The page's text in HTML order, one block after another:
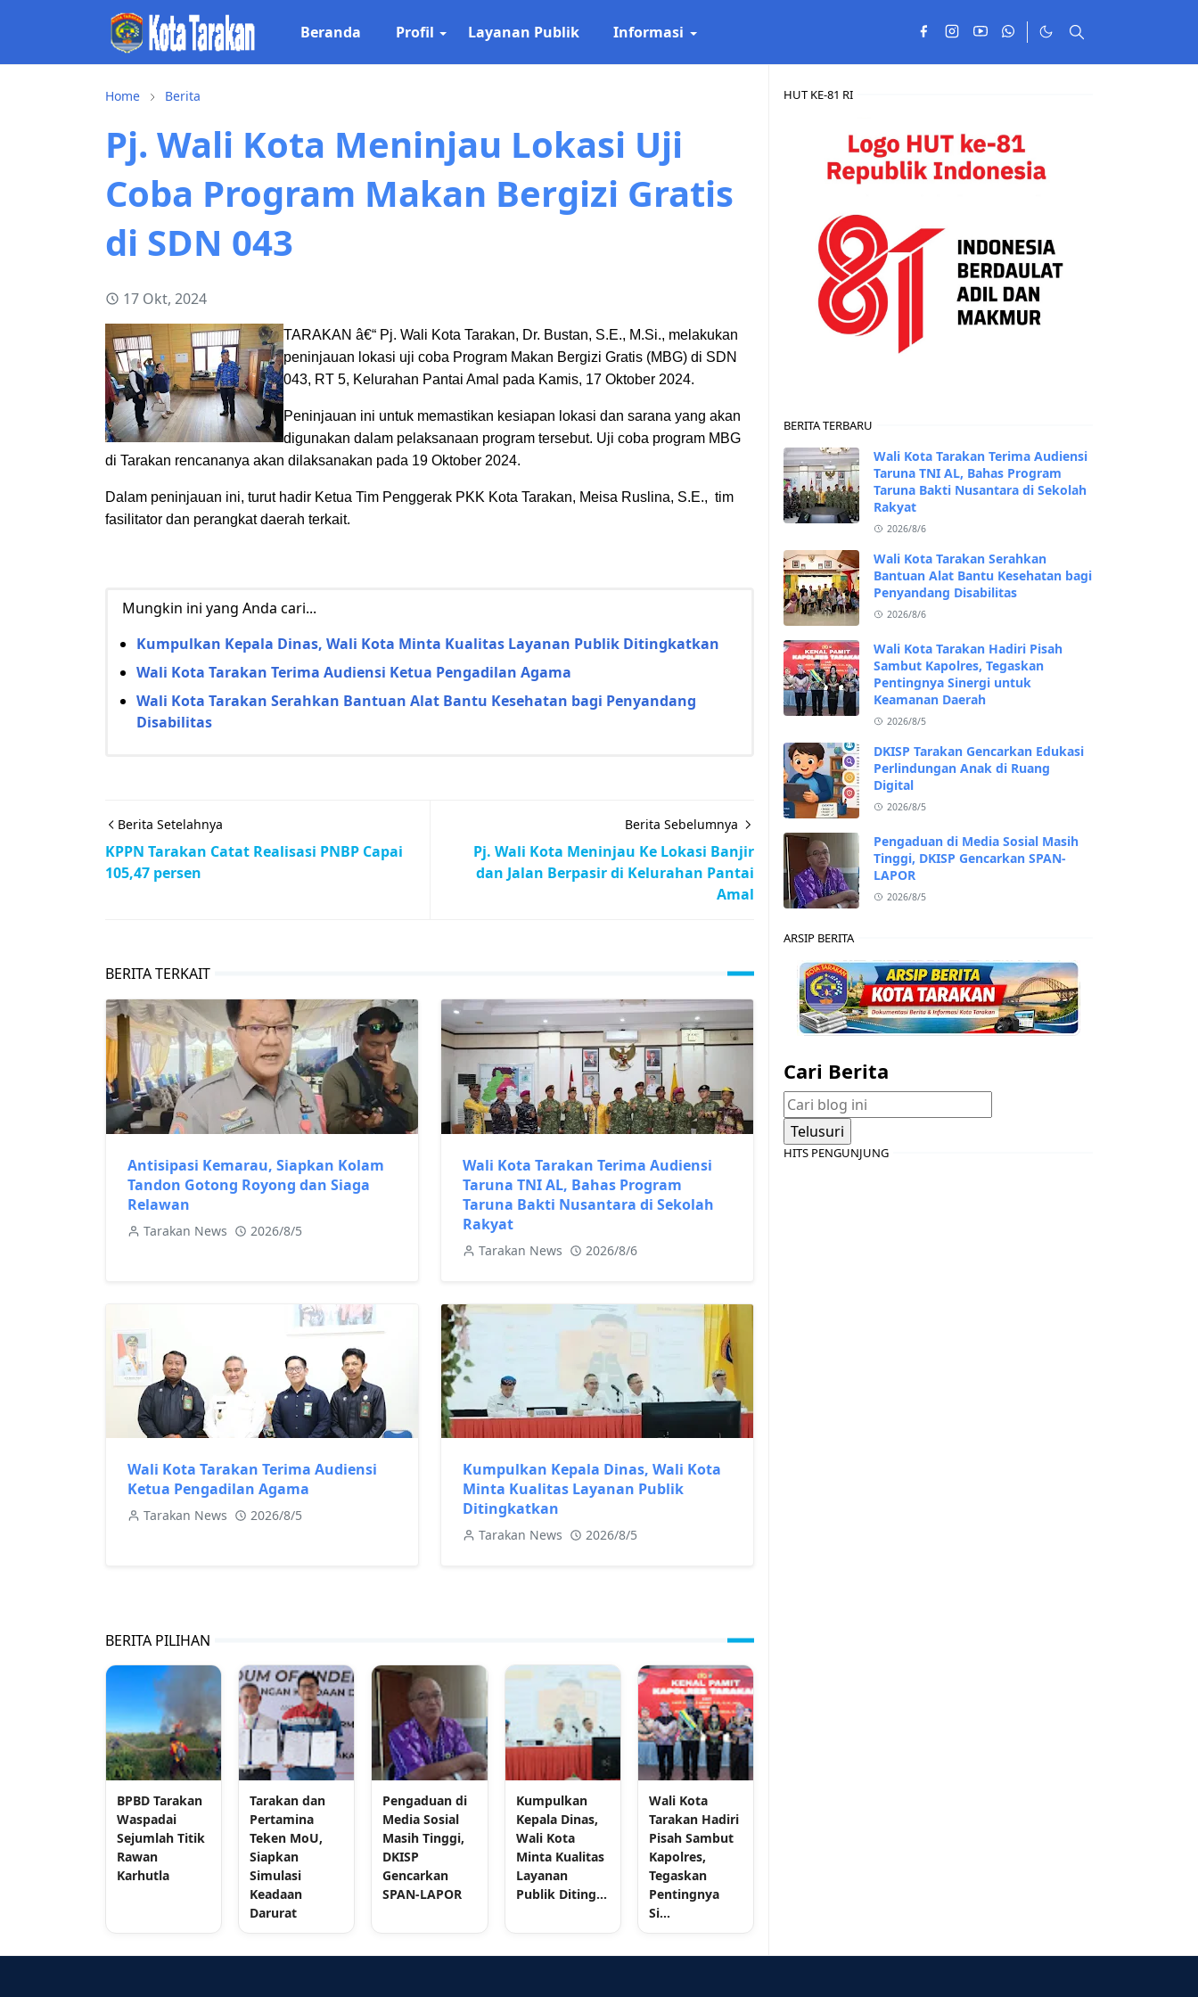
Beranda Profil Layanan Publik Informasi
Home Berita
Pj. Wali Kota Meninjau Lokasi Uji
Coba Program Makan Bergizi Gratis
di SDN 043
17 Okt, 2024
TARAKAN â€“ Pj. Wali Kota Tarakan, Dr. Bustan, S.E., M.Si., melakukan
peninjauan lokasi uji coba Program Makan Bergizi Gratis (MBG) di SDN
043, RT 5, Kelurahan Pantai Amal pada Kamis, 17 Oktober 2024.
Peninjauan ini untuk memastikan kesiapan lokasi dan sarana yang akan
digunakan dalam pelaksanaan program tersebut. Uji coba program MBG
di Tarakan rencananya akan dilaksanakan pada 19 Oktober 2024.
Dalam peninjauan ini, turut hadir Ketua Tim Penggerak PKK Kota Tarakan, Meisa Ruslina, S.E., tim
fasilitator dan perangkat daerah terkait.
Mungkin ini yang Anda cari...
Kumpulkan Kepala Dinas, Wali Kota Minta Kualitas Layanan Publik Ditingkatkan
Wali Kota Tarakan Terima Audiensi Ketua Pengadilan Agama
Wali Kota Tarakan Serahkan Bantuan Alat Bantu Kesehatan bagi Penyandang
Disabilitas
Berita Setelahnya
KPPN Tarakan Catat Realisasi PNBP Capai
105,47 persen
Berita Sebelumnya
Pj. Wali Kota Meninjau Ke Lokasi Banjir
dan Jalan Berpasir di Kelurahan Pantai
Amal
BERITA TERKAIT
Antisipasi Kemarau, Siapkan Kolam
Tandon Gotong Royong dan Siaga
Relawan
Tarakan News 2026/8/5
Wali Kota Tarakan Terima Audiensi
Taruna TNI AL, Bahas Program
Taruna Bakti Nusantara di Sekolah
Rakyat
Tarakan News 2026/8/6
Wali Kota Tarakan Terima Audiensi
Ketua Pengadilan Agama
Tarakan News 2026/8/5
Kumpulkan Kepala Dinas, Wali Kota
Minta Kualitas Layanan Publik
Ditingkatkan
Tarakan News 2026/8/5
BERITA PILIHAN
BPBD Tarakan
Waspadai
Sejumlah Titik
Rawan
Karhutla
Tarakan dan
Pertamina
Teken MoU,
Siapkan
Simulasi
Keadaan
Darurat
Pengaduan di
Media Sosial
Masih Tinggi,
DKISP
Gencarkan
SPAN-LAPOR
Kumpulkan
Kepala Dinas,
Wali Kota
Minta Kualitas
Layanan
Publik Diting...
Wali Kota
Tarakan Hadiri
Pisah Sambut
Kapolres,
Tegaskan
Pentingnya
Si...
HUT KE-81 RI
BERITA TERBARU
Wali Kota Tarakan Terima Audiensi
Taruna TNI AL, Bahas Program
Taruna Bakti Nusantara di Sekolah
Rakyat
2026/8/6
Wali Kota Tarakan Serahkan
Bantuan Alat Bantu Kesehatan bagi
Penyandang Disabilitas
2026/8/6
Wali Kota Tarakan Hadiri Pisah
Sambut Kapolres, Tegaskan
Pentingnya Sinergi untuk
Keamanan Daerah
2026/8/5
DKISP Tarakan Gencarkan Edukasi
Perlindungan Anak di Ruang
Digital
2026/8/5
Pengaduan di Media Sosial Masih
Tinggi, DKISP Gencarkan SPAN-
LAPOR
2026/8/5
ARSIP BERITA
Cari Berita
HITS PENGUNJUNG